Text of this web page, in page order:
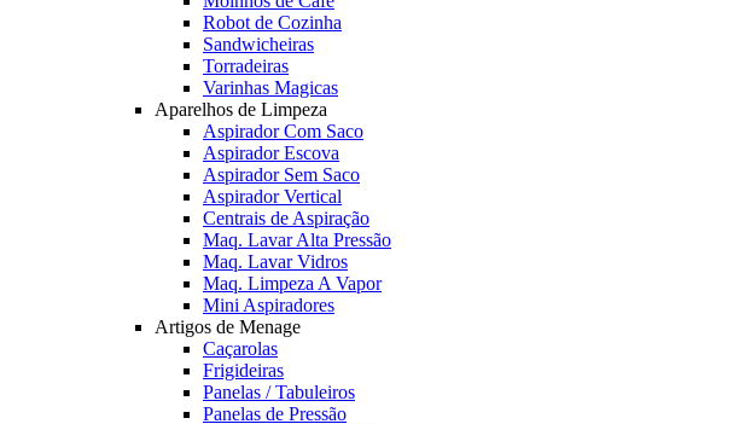
Robot de Cozinha
Sandwicheiras
Torradeiras
Varinhas Magicas
Aparelhos de Limpeza
Aspirador Com Saco
Aspirador Escova
Aspirador Sem Saco
Aspirador Vertical
Centrais de Aspiração
Maq. Lavar Alta Pressão
Maq. Lavar Vidros
Maq. Limpeza A Vapor
Mini Aspiradores
Artigos de Menage
Caçarolas
Frigideiras
Panelas / Tabuleiros
Panelas de Pressão